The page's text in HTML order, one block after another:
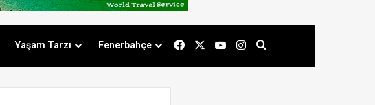
Yaşam Tarzı Fenerbahçe FacebookYouTubeInstagram